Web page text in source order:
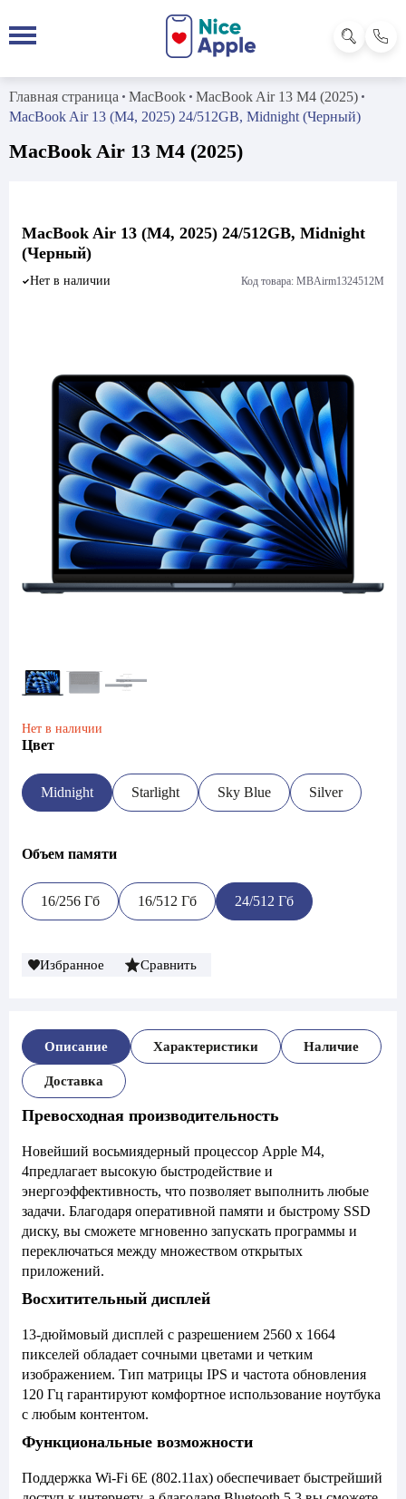
Главная страница MacBook
MacBook Air 13 M4 (2025)
MacBook Air 13 (M4, 2025) 24/512GB, Midnight (Черный)
MacBook Air 13 M4 (2025)
MacBook Air 13 (M4, 2025) 24/512GB, Midnight
(Черный)
Нет в наличии Код товара: MBAirm1324512M
Нет в наличии
Цвет
Midnight Starlight Sky Blue Silver
Объем памяти
16/256 Гб 16/512 Гб 24/512 Гб
Избранное Сравнить
Описание Характеристики Наличие
Доставка
Превосходная производительность
Новейший восьмиядерный процессор Apple M4,
4предлагает высокую быстродействие и
энергоэффективность, что позволяет выполнить любые
задачи. Благодаря оперативной памяти и быстрому SSD
диску, вы сможете мгновенно запускать программы и
переключаться между множеством открытых
приложений.
Восхитительный дисплей
13-дюймовый дисплей с разрешением 2560 x 1664
пикселей обладает сочными цветами и четким
изображением. Тип матрицы IPS и частота обновления
120 Гц гарантируют комфортное использование ноутбука
с любым контентом.
Функциональные возможности
Поддержка Wi-Fi 6E (802.11ax) обеспечивает быстрейший